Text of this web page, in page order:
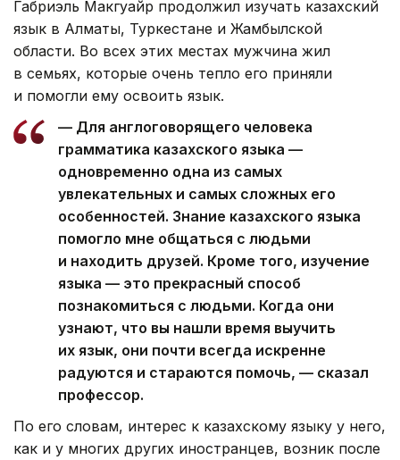
Габриэль Макгуайр продолжил изучать казахский
язык в Алматы, Туркестане и Жамбылской
области. Во всех этих местах мужчина жил
в семьях, которые очень тепло его приняли
и помогли ему освоить язык.
— Для англоговорящего человека
грамматика казахского языка —
одновременно одна из самых
увлекательных и самых сложных его
особенностей. Знание казахского языка
помогло мне общаться с людьми
и находить друзей. Кроме того, изучение
языка — это прекрасный способ
познакомиться с людьми. Когда они
узнают, что вы нашли время выучить
их язык, они почти всегда искренне
радуются и стараются помочь, — сказал
профессор.
По его словам, интерес к казахскому языку у него,
как и у многих других иностранцев, возник после